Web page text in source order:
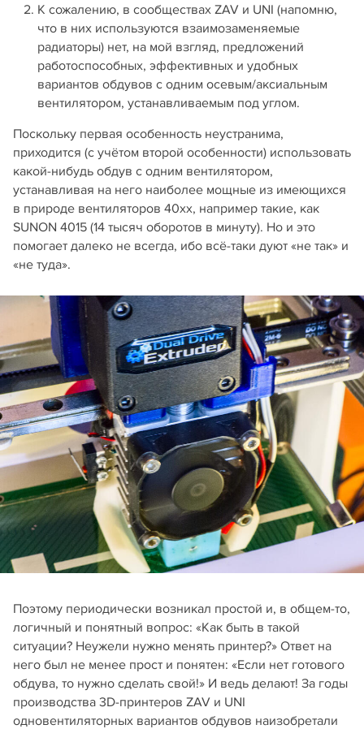
К сожалению, в сообществах ZAV и UNI (напомню,
что в них используются взаимозаменяемые
радиаторы) нет, на мой взгляд, предложений
работоспособных, эффективных и удобных
вариантов обдувов с одним осевым/аксиальным
вентилятором, устанавливаемым под углом.
Поскольку первая особенность неустранима,
приходится (с учётом второй особенности) использовать
какой-нибудь обдув с одним вентилятором,
устанавливая на него наиболее мощные из имеющихся
в природе вентиляторов 40xx, например такие, как
SUNON 4015 (14 тысяч оборотов в минуту). Но и это
помогает далеко не всегда, ибо всё-таки дуют «не так» и
«не туда».
Поэтому периодически возникал простой и, в общем-то,
логичный и понятный вопрос: «Как быть в такой
ситуации? Неужели нужно менять принтер?» Ответ на
него был не менее прост и понятен: «Если нет готового
обдува, то нужно сделать свой!» И ведь делают! За годы
производства 3D-принтеров ZAV и UNI
одновентиляторных вариантов обдувов наизобретали